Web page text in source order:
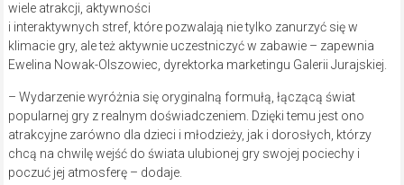
wiele atrakcji, aktywności
i interaktywnych stref, które pozwalają nie tylko zanurzyć się w
klimacie gry, ale też aktywnie uczestniczyć w zabawie – zapewnia
Ewelina Nowak-Olszowiec, dyrektorka marketingu Galerii Jurajskiej.
– Wydarzenie wyróżnia się oryginalną formułą, łączącą świat
popularnej gry z realnym doświadczeniem. Dzięki temu jest ono
atrakcyjne zarówno dla dzieci i młodzieży, jak i dorosłych, którzy
chcą na chwilę wejść do świata ulubionej gry swojej pociechy i
poczuć jej atmosferę – dodaje.